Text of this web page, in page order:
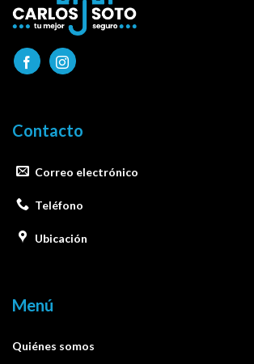
Contacto
Correo electrónico
Teléfono
Ubicación
Menú
Quiénes somos